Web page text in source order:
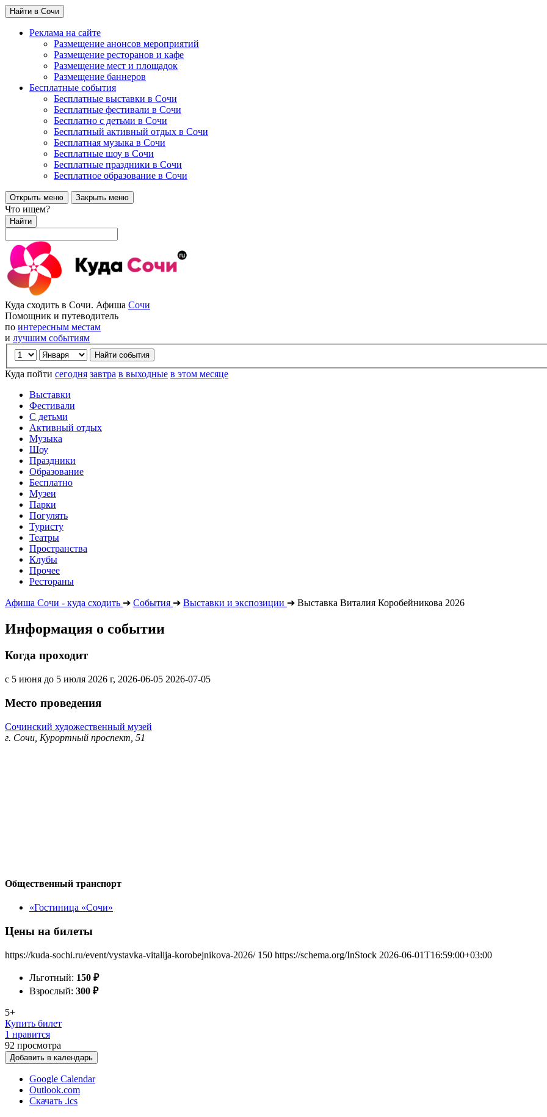
Найти в Сочи
Реклама на сайте
Размещение анонсов мероприятий
Размещение ресторанов и кафе
Размещение мест и площадок
Размещение баннеров
Бесплатные события
Бесплатные выставки в Сочи
Бесплатные фестивали в Сочи
Бесплатно с детьми в Сочи
Бесплатный активный отдых в Сочи
Бесплатная музыка в Сочи
Бесплатные шоу в Сочи
Бесплатные праздники в Сочи
Бесплатное образование в Сочи
Открыть меню Закрыть меню
Что ищем?
Найти
Куда сходить в Сочи. Афиша Сочи
Помощник и путеводитель
по интересным местам
и лучшим событиям
Куда пойти сегодня завтра в выходные в этом месяце
Выставки
Фестивали
С детьми
Активный отдых
Музыка
Шоу
Праздники
Образование
Бесплатно
Музеи
Парки
Погулять
Туристу
Театры
Пространства
Клубы
Прочее
Рестораны
Афиша Сочи - куда сходить ➔ События ➔ Выставки и экспозиции ➔ Выставка Виталия Коробейникова 2026
Информация о событии
Когда проходит
с 5 июня до 5 июля 2026 г, 2026-06-05 2026-07-05
Место проведения
Сочинский художественный музей
г. Сочи, Курортный проспект, 51
Общественный транспорт
«Гостиница «Сочи»
Цены на билеты
https://kuda-sochi.ru/event/vystavka-vitalija-korobejnikova-2026/ 150 https://schema.org/InStock 2026-06-01T16:59:00+03:00
Льготный: 150 ₽
Взрослый: 300 ₽
5+
Купить билет
1 нравится
92 просмотра
Добавить в календарь
Google Calendar
Outlook.com
Скачать .ics